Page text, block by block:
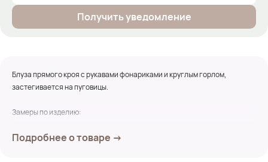
Получить уведомление
Блуза прямого кроя с рукавами фонариками и круглым горлом,
застегивается на пуговицы.
Замеры по изделию:
ПОБ- 63см
Подробнее о товаре →